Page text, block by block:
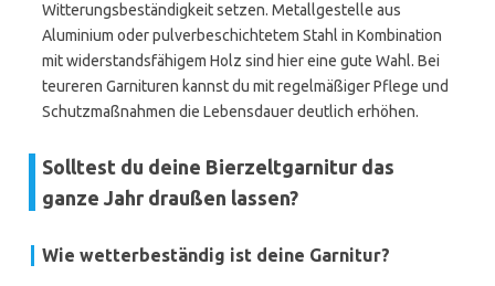
Witterungsbeständigkeit setzen. Metallgestelle aus
Aluminium oder pulverbeschichtetem Stahl in Kombination
mit widerstandsfähigem Holz sind hier eine gute Wahl. Bei
teureren Garnituren kannst du mit regelmäßiger Pflege und
Schutzmaßnahmen die Lebensdauer deutlich erhöhen.
Solltest du deine Bierzeltgarnitur das
ganze Jahr draußen lassen?
Wie wetterbeständig ist deine Garnitur?